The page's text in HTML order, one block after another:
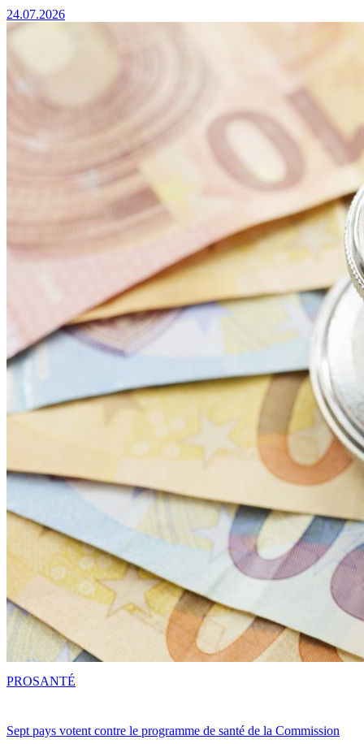
24.07.2026
Sept pays votent contre le programme de santé de la Commission
PROSANTÉ